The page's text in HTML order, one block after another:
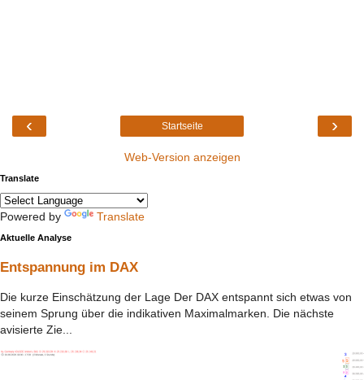
‹ ›
Startseite
Web-Version anzeigen
Translate
Powered by Translate
Aktuelle Analyse
Entspannung im DAX
Die kurze Einschätzung der Lage Der DAX entspannt sich etwas von
seinem Sprung über die indikativen Maximalmarken. Die nächste
avisierte Zie...